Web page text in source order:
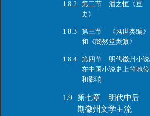
1.8.2
第二节 潘之恒《亘
史》
1.8.3
第三节 《风世类编》
和《闇然堂类纂》
1.8.4
第四节 明代徽州小说
在中国小说史上的地位
和影响
1.9
第七章 明代中后
期徽州文学主流